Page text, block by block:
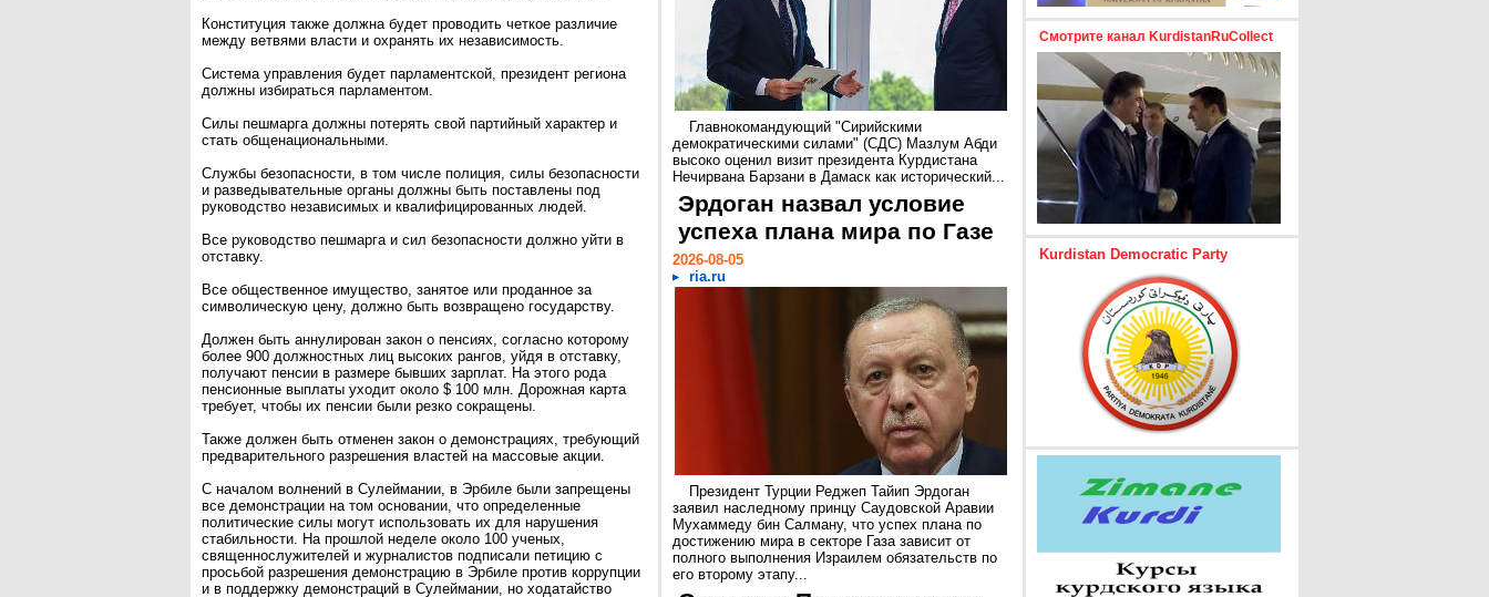
Конституция также должна будет проводить четкое различие
между ветвями власти и охранять их независимость.
Система управления будет парламентской, президент региона
должны избираться парламентом.
Силы пешмарга должны потерять свой партийный характер и
стать общенациональными.
Службы безопасности, в том числе полиция, силы безопасности
и разведывательные органы должны быть поставлены под
руководство независимых и квалифицированных людей.
Все руководство пешмарга и сил безопасности должно уйти в
отставку.
Все общественное имущество, занятое или проданное за
символическую цену, должно быть возвращено государству.
Должен быть аннулирован закон о пенсиях, согласно которому
более 900 должностных лиц высоких рангов, уйдя в отставку,
получают пенсии в размере бывших зарплат. На этого рода
пенсионные выплаты уходит около $ 100 млн. Дорожная карта
требует, чтобы их пенсии были резко сокращены.
Также должен быть отменен закон о демонстрациях, требующий
предварительного разрешения властей на массовые акции.
С началом волнений в Сулеймании, в Эрбиле были запрещены
все демонстрации на том основании, что определенные
политические силы могут использовать их для нарушения
стабильности. На прошлой неделе около 100 ученых,
священнослужителей и журналистов подписали петицию с
просьбой разрешения демонстрацию в Эрбиле против коррупции
и в поддержку демонстраций в Сулеймании, но ходатайство
Главнокомандующий "Сирийскими
демократическими силами" (СДС) Мазлум Абди
высоко оценил визит президента Курдистана
Нечирвана Барзани в Дамаск как исторический...
Эрдоган назвал условие
успеха плана мира по Газе
2026-08-05
ria.ru
Президент Турции Реджеп Тайип Эрдоган
заявил наследному принцу Саудовской Аравии
Мухаммеду бин Салману, что успех плана по
достижению мира в секторе Газа зависит от
полного выполнения Израилем обязательств по
его второму этапу...
Смотрите канал KurdistanRuCollect
Kurdistan Democratic Party